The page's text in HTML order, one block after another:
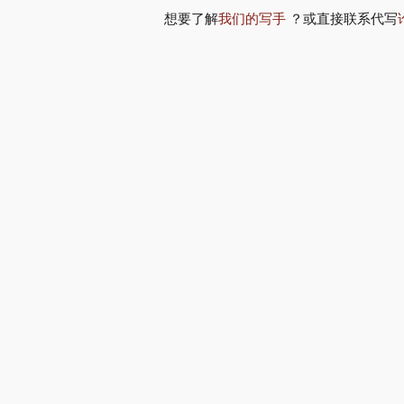
想要了解我们的写手 ？或直接联系代写